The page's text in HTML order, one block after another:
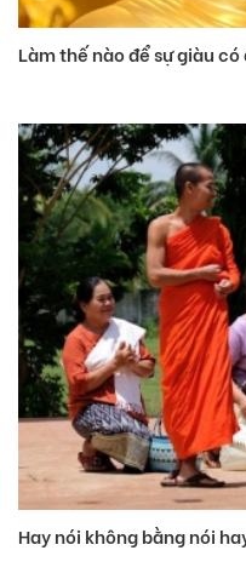
Làm thế nào để sự giàu
Hay nói không bằng nói